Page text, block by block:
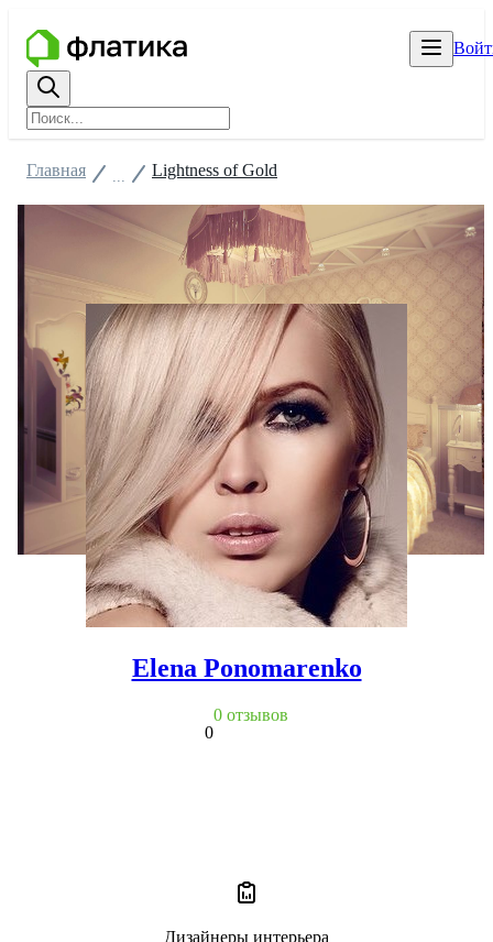
Главная Lightness of Gold
Elena Ponomarenko
0
0 отзывов
Дизайнеры интерьера